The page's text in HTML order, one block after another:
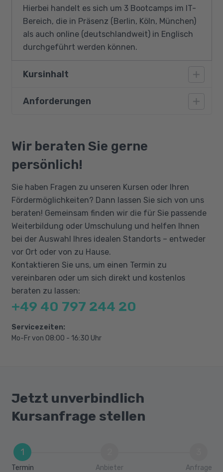
Hierbei handelt es sich um 3 Bootcamps im IT-
Bereich, die in Präsenz (Berlin, Köln, München)
als auch online (deutschlandweit) in Englisch
durchgeführt werden können.
Kursinhalt
Datenanalyse-Toolkits
Python als Grundgerüst, SQL für Abfragen
und Jupyter Notebooks für die
Visualisierung.
Entscheidungswissenschaft
Nutze Statistiken, um fortgeschrittene
Analysen zu erstellen und fundierte
Geschäftsentscheidungen zu treffen:
statistische Schlussfolgerungen,
Hypothesentests, multivariate Regression
und Konfidenzintervalle.
Maschinelles Lernen & Deep Learning
Beherrsche die Arbeitsabläufe von
maschinellem Lernen und Deep Learning
Modellen.
Anforderungen
Bewerberinterview und technischer Test;
Geeignete Hardware; Ausreichend zeitliche
Ressourcen zur Absolvierung des Kurses
Wir beraten Sie gerne
persönlich!
Sie haben Fragen zu unseren Kursen oder Ihren
Fördermöglichkeiten? Dann lassen Sie sich von uns
beraten! Gemeinsam finden wir die für Sie passende
Weiterbildung oder Umschulung und helfen Ihnen
bei der Auswahl Ihres idealen Standorts – entweder
vor Ort oder von zu Hause.
Kontaktieren Sie uns, um einen Termin zu
vereinbaren oder um sich direkt und kostenlos
beraten zu lassen:
+49 40 797 244 20
Servicezeiten:
Mo-Fr von 08:00 - 16:30 Uhr
Jetzt unverbindlich
Kursanfrage stellen
1
Termin Anbieter Anfrage